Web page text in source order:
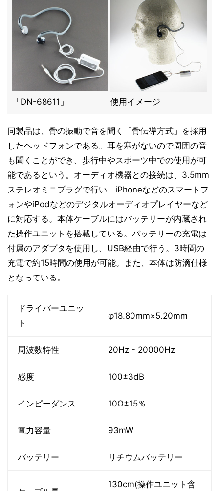
「DN-68611」 使用イメージ
同製品は、骨の振動で音を聞く「骨伝導方式」を採用
したヘッドフォンである。耳を塞がないので周囲の音
も聞くことができ、歩行中やスポーツ中での使用が可
能であるという。オーディオ機器との接続は、3.5mm
ステレオミニプラグで行い、iPhoneなどのスマートフ
ォンやiPodなどのデジタルオーディオプレイヤーなど
に対応する。本体ケーブルにはバッテリーが内蔵され
た操作ユニットを搭載している。バッテリーの充電は
付属のアダプタを使用し、USB経由で行う。3時間の
充電で約15時間の使用が可能。また、本体は防滴仕様
となっている。
ドライバーユニッ
ト
φ18.80mm×5.20mm
周波数特性 20Hz - 20000Hz
感度 100±3dB
インピーダンス 10Ω±15％
電力容量 93mW
バッテリー リチウムバッテリー
130cm(操作ユニット含